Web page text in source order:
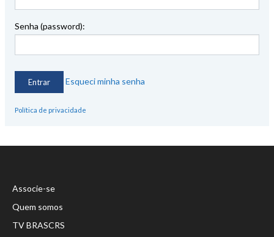
Senha (password):
Esqueci minha senha
Política de privacidade
Associe-se
Quem somos
TV BRASCRS